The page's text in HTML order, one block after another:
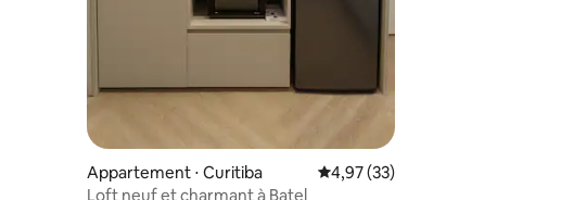
Appartement ⋅ Curitiba Évaluation moyenne sur la base
4,97 (33)
Loft neuf et charmant à Batel